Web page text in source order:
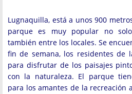
Lugnaquilla, está a unos 900
parque es muy popular no
también entre los locales. Se
fin de semana, los residentes de
para disfrutar de los paisajes
con la naturaleza. El parque
para los amantes de la recreación